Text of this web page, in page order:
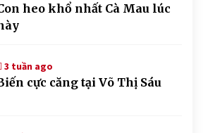
heo khổ nhất Cà Mau lúc
3 tuần ago
cực căng tại Võ Thị Sáu